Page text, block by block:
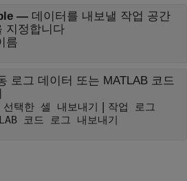
— 데이터를 내보낼 작업 공간
지정합니다
름
로그 데이터 또는 MATLAB 코드
택한 셀 내보내기
작업 로그
코드 로그 내보내기